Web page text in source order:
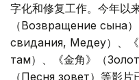
字化和修复工作。今年以
（Возвращение сына
свидания, Медеу）、
там）、《金角》（
（Песня зовет）等影